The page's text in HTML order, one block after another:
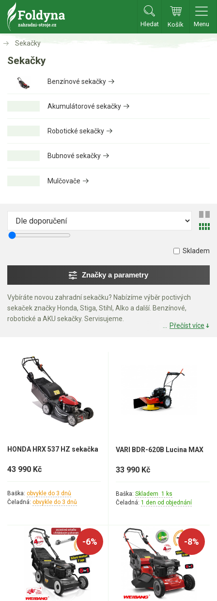
Hledat Košík Menu
Zahradní traktory
Zahradní traktory
Zahradní ridery
Akumulátorové sekačky
Bubnové sekačky
Mulčovače
Benzínové křovinořezy a vyžínače
Aku křovinořezy a vyžínače
Motorové pily
Aku pily
Elektrické pily
Jednoruční pily
Vyvětvovací pily
Aku pily
Aku sekačky
Aku STIHL
Štípačka na dřevo
VARI
VARI malotraktory
Sekačky
Sekačky
Vybíráte novou zahradní sekačku? Nabízíme výběr poctivých
sekaček značky Honda, Stiga, Stihl, Alko a další. Benzínové,
robotické a AKU sekačky. Servisujeme.
Přečíst více
Benzínové sekačky
Akumulátorové sekačky
Robotické sekačky
Bubnové sekačky
Mulčovače
Skladem
Značky a parametry
HONDA HRX 537 HZ sekačka
43 990 Kč
Baška: obvykle do 3 dnů
Čeladná: obvykle do 3 dnů
VARI BDR-620B Lucina MAX
33 990 Kč
Baška: Skladem 1 ks
Čeladná: 1 den od objednání
-6% -8%